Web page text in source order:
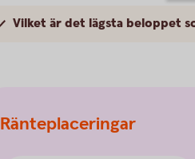
Vilket är det lägsta beloppet
Ränteplaceringar